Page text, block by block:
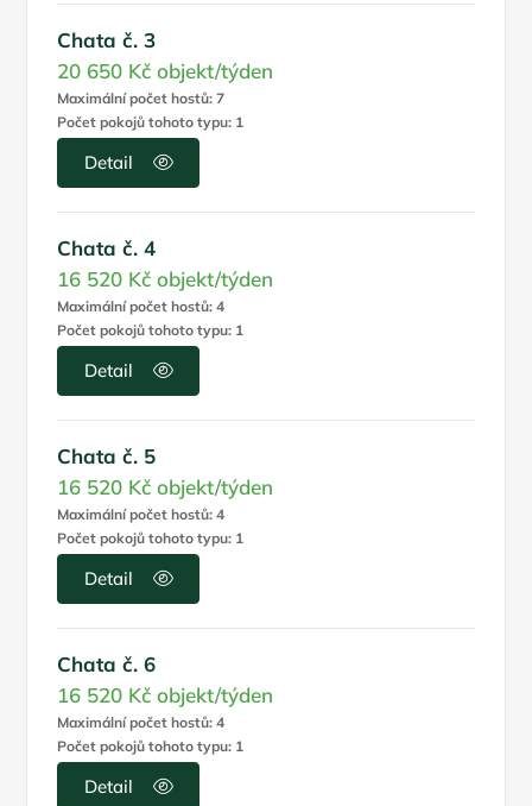
Chata č. 3
20 650 Kčobjekt/týden
Maximální počet hostů: 7
Počet pokojů tohoto typu: 1
Detail
Chata č. 4
16 520 Kčobjekt/týden
Maximální počet hostů: 4
Počet pokojů tohoto typu: 1
Detail
Chata č. 5
16 520 Kčobjekt/týden
Maximální počet hostů: 4
Počet pokojů tohoto typu: 1
Detail
Chata č. 6
16 520 Kčobjekt/týden
Maximální počet hostů: 4
Počet pokojů tohoto typu: 1
Detail